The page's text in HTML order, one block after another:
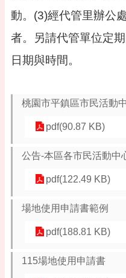
政
網
站
資
政
動。(3)經代管里辦公
者。另請代管單位定
日期與時間。
桃園市平鎮區市民活動
pdf(90.87 KB)
公告-本區各市民活動中
pdf(122.49 KB)
場地使用申請書範例
pdf(188.81 KB)
115場地使用申請書